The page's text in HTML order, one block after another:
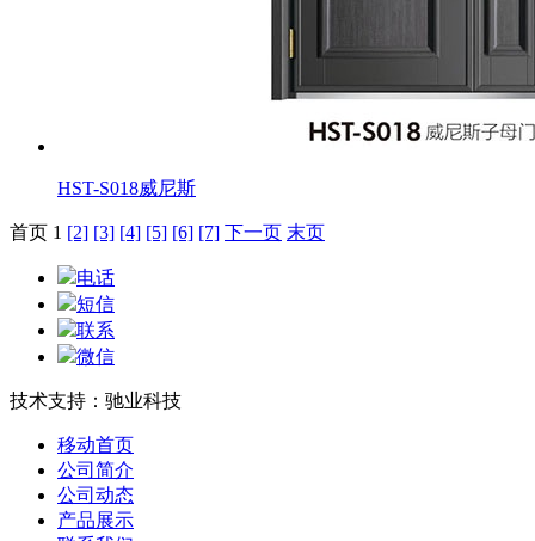
HST-S018威尼斯
首页 1 [2] [3] [4] [5] [6] [7] 下一页 末页
电话
短信
联系
微信
技术支持：驰业科技
移动首页
公司简介
公司动态
产品展示